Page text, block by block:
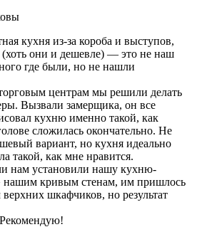
кухня из-за короба и выступов,
они и дешевле) — это не наш
где были, но не нашли
центрам мы решили делать
Вызвали замерщика, он все
кухню именно такой, как
сложилась окончательно. Не
вариант, но кухня идеально
такой, как мне нравится.
нам установили нашу кухню-
нашим кривым стенам, им пришлось
шкафчиков, но результат